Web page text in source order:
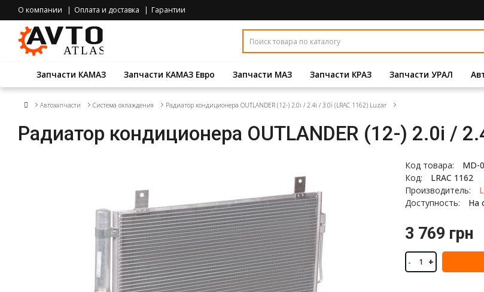
О компании Оплата и доставка Гарантии
Запчасти КАМАЗ Запчасти КАМАЗ Евро Запчасти МАЗ Запчасти КРАЗ Запчасти УРАЛ
Автозапчасти Система охлаждения Радиатор кондиционера OUTLANDER (12-) 2.0i / 2.4i / 3.0i (LRAC 1162) Luzar
Радиатор кондиционера OUTLANDER (12-) 2.0i /
Код товара:
MD-
Код:
LRAC 1162
Производитель:
Доступность:
На
3 769 грн
- +